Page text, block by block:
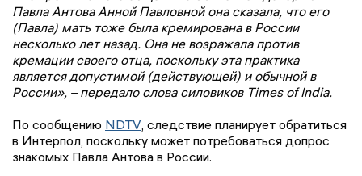
Павла Антова Анной Павловной она сказала, что его
(Павла) мать тоже была кремирована в России
несколько лет назад. Она не возражала против
кремации своего отца, поскольку эта практика
является допустимой (действующей) и обычной в
России», – передало слова силовиков Times of India.
По сообщению NDTV , следствие планирует обратиться
в Интерпол, поскольку может потребоваться допрос
знакомых Павла Антова в России.